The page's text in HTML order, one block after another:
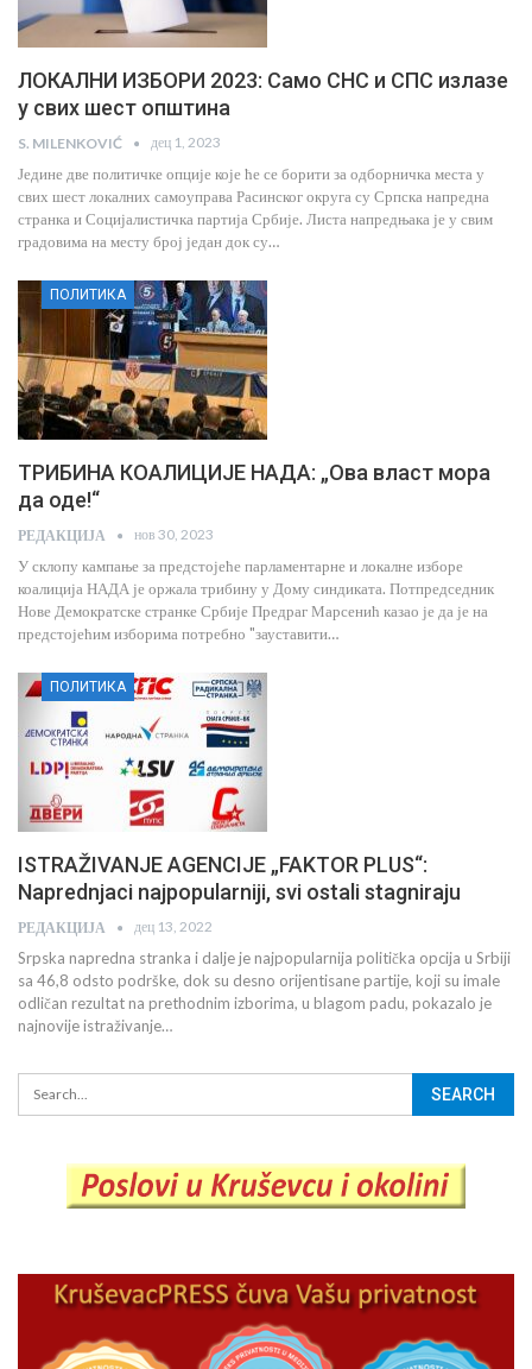
ЛОКАЛНИ ИЗБОРИ 2023: Само СНС и СПС излазе
у свих шест општина
S. MILENKOVIĆ дец 1, 2023
Једине две политичке опције које ће се борити за одборничка места у
свих шест локалних самоуправа Расинског округа су Српска напредна
странка и Социјалистичка партија Србије. Листа напредњака је у свим
градовима на месту број један док су…
ПОЛИТИКА
ТРИБИНА КОАЛИЦИЈЕ НАДА: „Ова власт мора
да оде!“
РЕДАКЦИЈА нов 30, 2023
У склопу кампање за предстојеће парламентарне и локалне изборе
коалиција НАДА је оржала трибину у Дому синдиката. Потпредседник
Нове Демократске странке Србије Предраг Марсенић казао је да је на
предстојећим изборима потребно "зауставити…
ПОЛИТИКА
ISTRAŽIVANJE AGENCIJE „FAKTOR PLUS“:
Naprednjaci najpopularniji, svi ostali stagniraju
РЕДАКЦИЈА дец 13, 2022
Srpska napredna stranka i dalje je najpopularnija politička opcija u Srbiji
sa 46,8 odsto podrške, dok su desno orijentisane partije, koji su imale
odličan rezultat na prethodnim izborima, u blagom padu, pokazalo je
najnovije istraživanje…